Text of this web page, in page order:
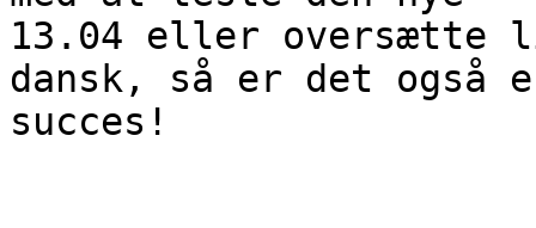
13.04 eller oversætte
dansk, så er det også
succes!